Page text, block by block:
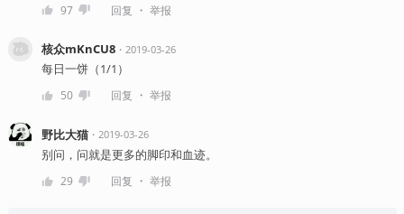
97 回复 ・ 举报
核众mKnCU8・ 2019-03-26
每日一饼（1/1）
50 回复 ・ 举报
野比大猫・ 2019-03-26
别问，问就是更多的脚印和血迹。
29 回复 ・ 举报